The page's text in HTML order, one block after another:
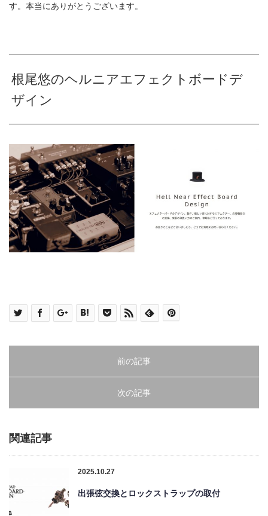
す。本当にありがとうございます。
根尾悠のヘルニアエフェクトボードデ
ザイン
前の記事
次の記事
関連記事
2025.10.27
出張弦交換とロックストラップの取付